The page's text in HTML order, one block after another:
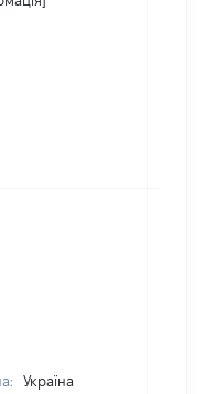
Україна